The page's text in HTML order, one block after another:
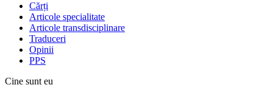
Cărți
Articole specialitate
Articole transdisciplinare
Traduceri
Opinii
PPS
Cine sunt eu